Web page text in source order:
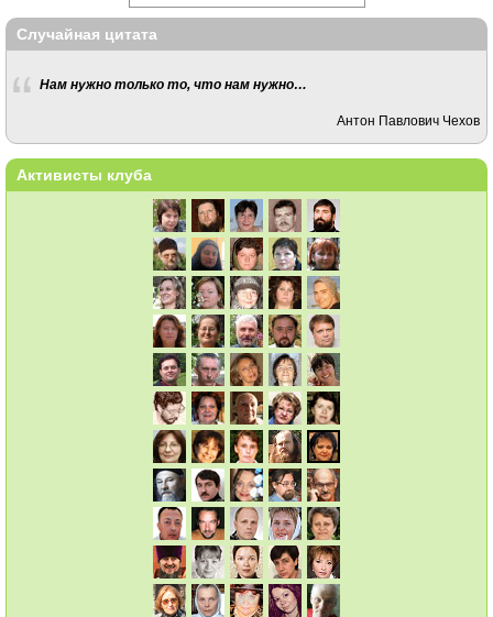
Случайная цитата
Нам нужно только то, что нам нужно…
Антон Павлович Чехов
Активисты клуба